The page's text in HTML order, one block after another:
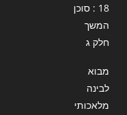
18 : סוכן
המשך
חלק ג
מבוא
לבינה
מלאכותי